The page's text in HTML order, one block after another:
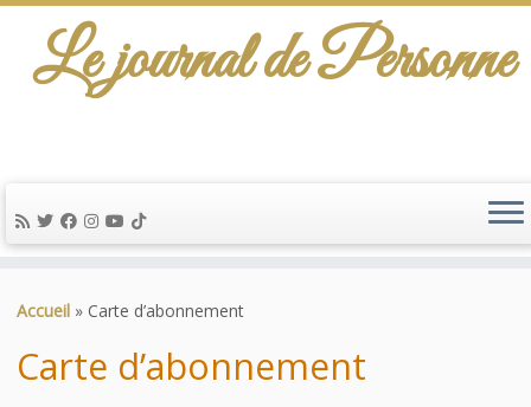
au
Le journal de Personne
Accueil » Carte d’abonnement
Carte d’abonnement